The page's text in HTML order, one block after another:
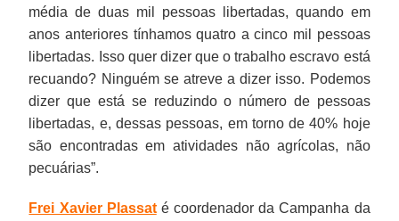
média de duas mil pessoas libertadas, quando em
anos anteriores tínhamos quatro a cinco mil pessoas
libertadas. Isso quer dizer que o trabalho escravo está
recuando? Ninguém se atreve a dizer isso. Podemos
dizer que está se reduzindo o número de pessoas
libertadas, e, dessas pessoas, em torno de 40% hoje
são encontradas em atividades não agrícolas, não
pecuárias”.
Frei Xavier Plassaté coordenador da Campanha da